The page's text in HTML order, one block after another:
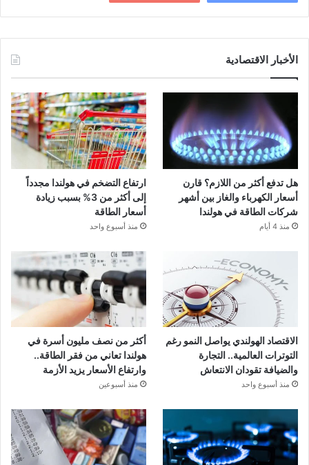
الأخبار الاقتصادية
هل تدفع أكثر من اللازم؟ قارن
أسعار الكهرباء والغاز بين أشهر
شركات الطاقة في هولندا
منذ 4 أيام
ارتفاع التضخم في هولندا مجدداً
إلى أكثر من 3% بسبب زيادة
أسعار الطاقة
منذ أسبوع واحد
الاقتصاد الهولندي يواصل النمو رغم
التوترات العالمية.. التجارة
والضيافة تقودان الانتعاش
منذ أسبوع واحد
أكثر من نصف مليون أسرة في
هولندا تعاني من فقر الطاقة..
وارتفاع الأسعار يزيد الأزمة
منذ أسبوعين